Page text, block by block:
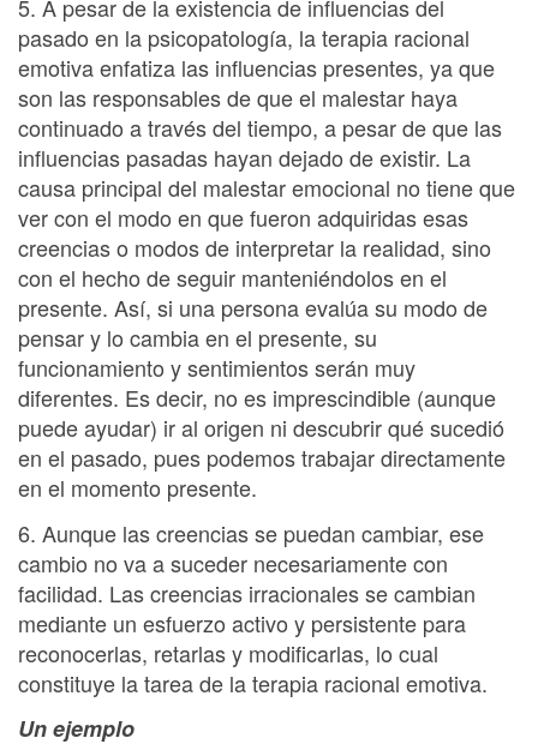
5. A pesar de la existencia de influencias del
pasado en la psicopatología, la terapia racional
emotiva enfatiza las influencias presentes, ya que
son las responsables de que el malestar haya
continuado a través del tiempo, a pesar de que las
influencias pasadas hayan dejado de existir. La
causa principal del malestar emocional no tiene que
ver con el modo en que fueron adquiridas esas
creencias o modos de interpretar la realidad, sino
con el hecho de seguir manteniéndolos en el
presente. Así, si una persona evalúa su modo de
pensar y lo cambia en el presente, su
funcionamiento y sentimientos serán muy
diferentes. Es decir, no es imprescindible (aunque
puede ayudar) ir al origen ni descubrir qué sucedió
en el pasado, pues podemos trabajar directamente
en el momento presente.
6. Aunque las creencias se puedan cambiar, ese
cambio no va a suceder necesariamente con
facilidad. Las creencias irracionales se cambian
mediante un esfuerzo activo y persistente para
reconocerlas, retarlas y modificarlas, lo cual
constituye la tarea de la terapia racional emotiva.
Un ejemplo